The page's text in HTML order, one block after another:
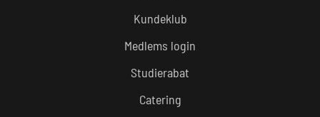
Kundeklub
Medlems login
Studierabat
Catering